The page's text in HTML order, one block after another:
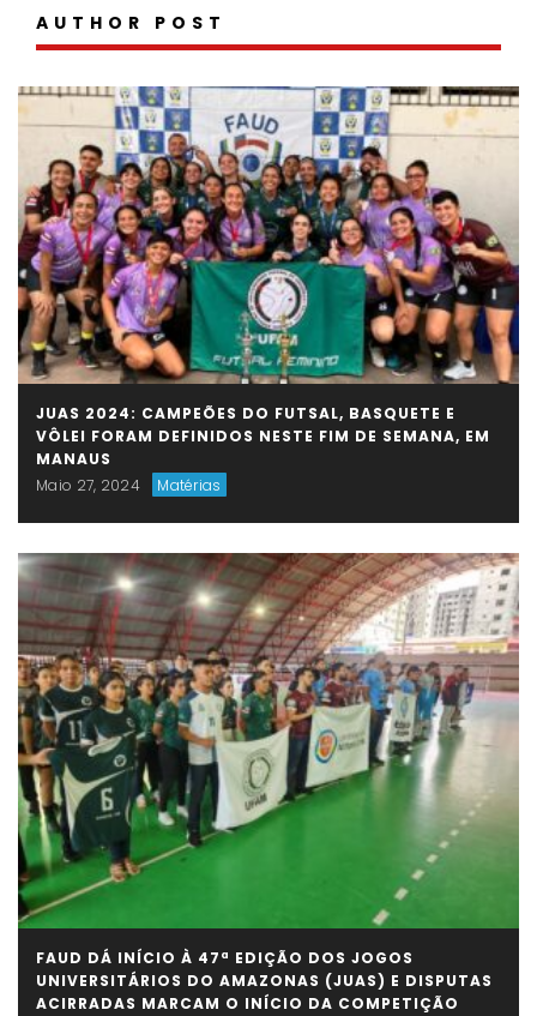
AUTHOR POST
JUAS 2024: CAMPEÕES DO FUTSAL, BASQUETE E
VÔLEI FORAM DEFINIDOS NESTE FIM DE SEMANA, EM
MANAUS
Maio 27, 2024
Matérias
FAUD DÁ INÍCIO À 47ª EDIÇÃO DOS JOGOS
UNIVERSITÁRIOS DO AMAZONAS (JUAS) E DISPUTAS
ACIRRADAS MARCAM O INÍCIO DA COMPETIÇÃO